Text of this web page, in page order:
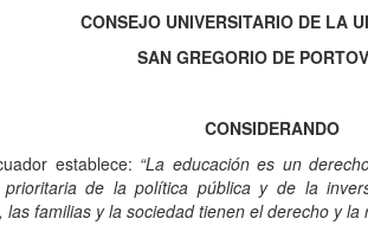
CONSEJO UNIVERSITARIO DE LA
SAN GREGORIO DE
CONSIDERANDO
establece: “La educación es un
de la política pública y de la
familias y la sociedad tienen el derecho y